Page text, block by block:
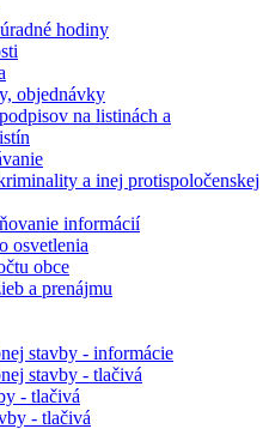
hodiny
objednávky
na listinách a
a inej protispoločenskej
informácií
osvetlenia
obce
a prenájmu
stavby - informácie
stavby - tlačivá
- tlačivá
- tlačivá